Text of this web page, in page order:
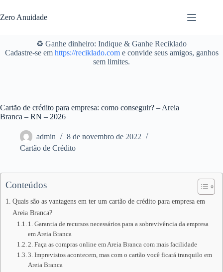
para
o
Zero Anuidade
♻️ Ganhe dinheiro: Indique & Ganhe Reciklado
Cadastre-se em https://reciklado.come convide seus amigos, ganhos
sem limites.
Cartão de crédito para empresa: como conseguir? – Areia
Branca – RN – 2026
admin
8 de novembro de 2022
Cartão de Crédito
Conteúdos
Quais são as vantagens em ter um cartão de crédito para empresa em
Areia Branca?
1. Garantia de recursos necessários para a sobrevivência da empresa
em Areia Branca
2. Faça as compras online em Areia Branca com mais facilidade
3. Imprevistos acontecem, mas com o cartão você ficará tranquilo em
Areia Branca